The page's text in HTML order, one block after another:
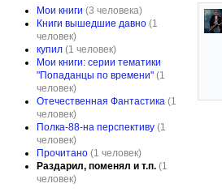
Мои книги (3 человека)
Книги вышедшие давно (1
человек)
купил (1 человек)
Мои книги: серии тематики
"Попаданцы по времени" (1
человек)
Отечественная Фантастика (1
человек)
Полка-88-на перспективу (1
человек)
Прочитано (1 человек)
Раздарил, поменял и т.п. (1
человек)